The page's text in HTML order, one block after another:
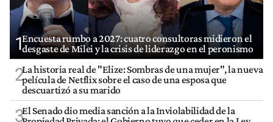
1Encuesta rumbo a 2027: cuatro consultoras midieron el
desgaste de Milei y la crisis de liderazgo en el peronismo
2La historia real de "Elize: Sombras de una mujer", la nueva
película de Netflix sobre el caso de una esposa que
descuartizó a su marido
3El Senado dio media sanción a la Inviolabilidad de la